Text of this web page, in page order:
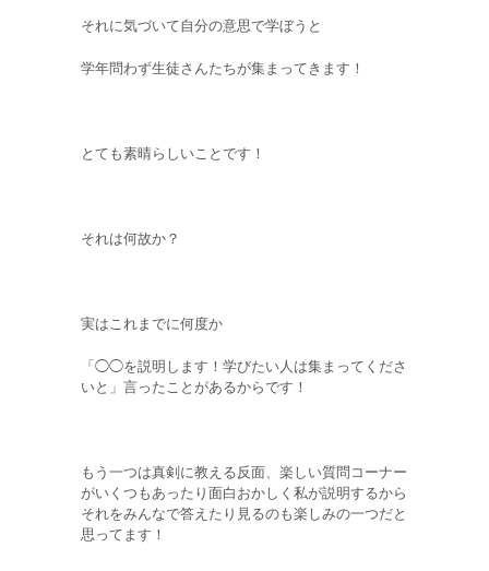
それに気づいて自分の意思で学ぼうと
学年問わず生徒さんたちが集まってきます！
とても素晴らしいことです！
それは何故か？
実はこれまでに何度か
「◯◯を説明します！学びたい人は集まってくださ
いと」言ったことがあるからです！
もう一つは真剣に教える反面、楽しい質問コーナー
がいくつもあったり面白おかしく私が説明するから
それをみんなで答えたり見るのも楽しみの一つだと
思ってます！